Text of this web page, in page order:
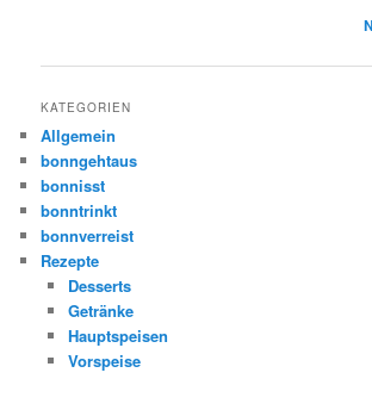
KATEGORIEN
Allgemein
bonngehtaus
bonnisst
bonntrinkt
bonnverreist
Rezepte
Desserts
Getränke
Hauptspeisen
Vorspeise